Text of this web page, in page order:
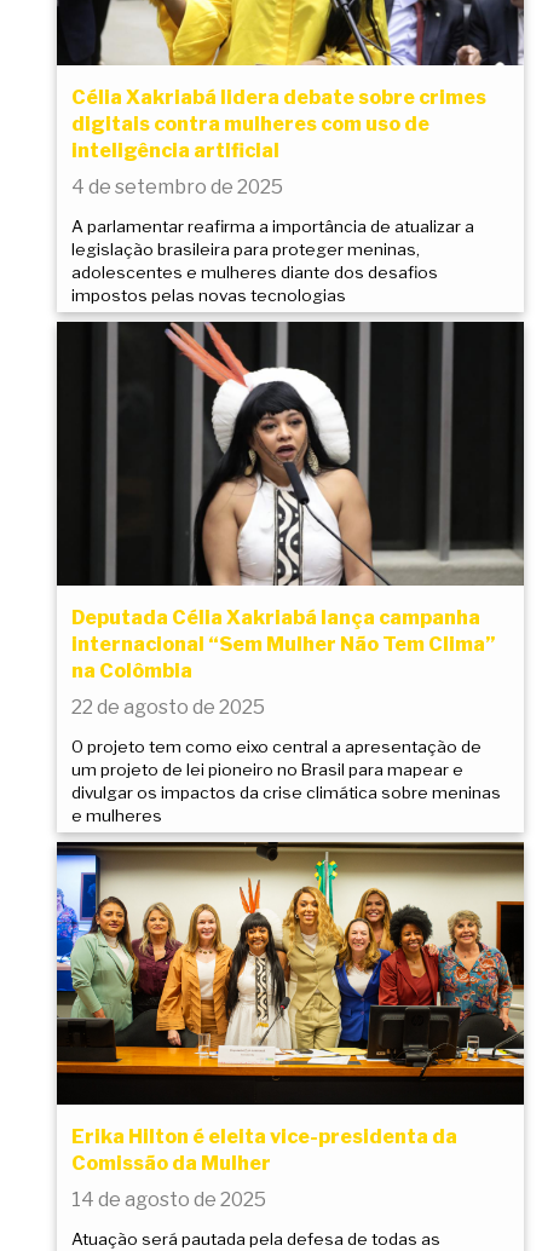
Célia Xakriabá lidera debate sobre crimes
digitais contra mulheres com uso de
inteligência artificial
4 de setembro de 2025
A parlamentar reafirma a importância de atualizar a
legislação brasileira para proteger meninas,
adolescentes e mulheres diante dos desafios
impostos pelas novas tecnologias
Deputada Célia Xakriabá lança campanha
internacional “Sem Mulher Não Tem Clima”
na Colômbia
22 de agosto de 2025
O projeto tem como eixo central a apresentação de
um projeto de lei pioneiro no Brasil para mapear e
divulgar os impactos da crise climática sobre meninas
e mulheres
Erika Hilton é eleita vice-presidenta da
Comissão da Mulher
14 de agosto de 2025
Atuação será pautada pela defesa de todas as